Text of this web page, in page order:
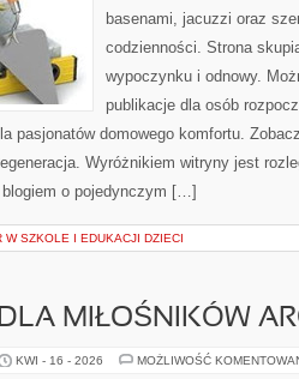
basenami, jacuzzi oraz
codzienności. Strona
wypoczynku i odnowy.
publikacje dla osób
pasjonatów domowego komfortu.
Wyróżnikiem witryny jest
o pojedynczym […]
W SZKOLE I EDUKACJI DZIECI
MIŁOŚNIKÓW
KWI - 16 - 2026 MOŻLIWOŚĆ